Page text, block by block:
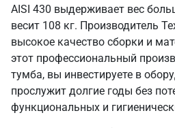
AISI 430 выдерживает вес
весит 108 кг. Производитель
высокое качество сборки и
этот профессиональный
тумба, вы инвестируете в
прослужит долгие годы без
функциональных и